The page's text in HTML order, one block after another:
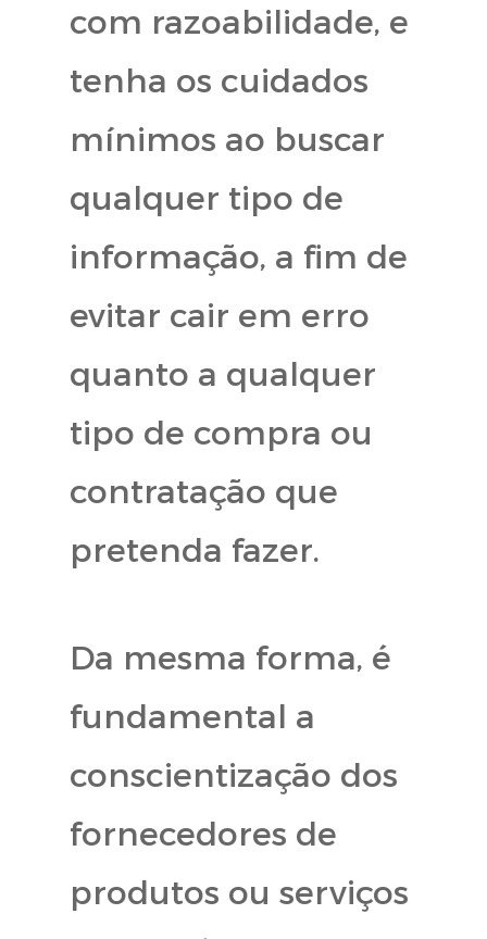
com razoabilidade, e
tenha os cuidados
mínimos ao buscar
qualquer tipo de
informação, a fim de
evitar cair em erro
quanto a qualquer
tipo de compra ou
contratação que
pretenda fazer.
Da mesma forma, é
fundamental a
conscientização dos
fornecedores de
produtos ou serviços